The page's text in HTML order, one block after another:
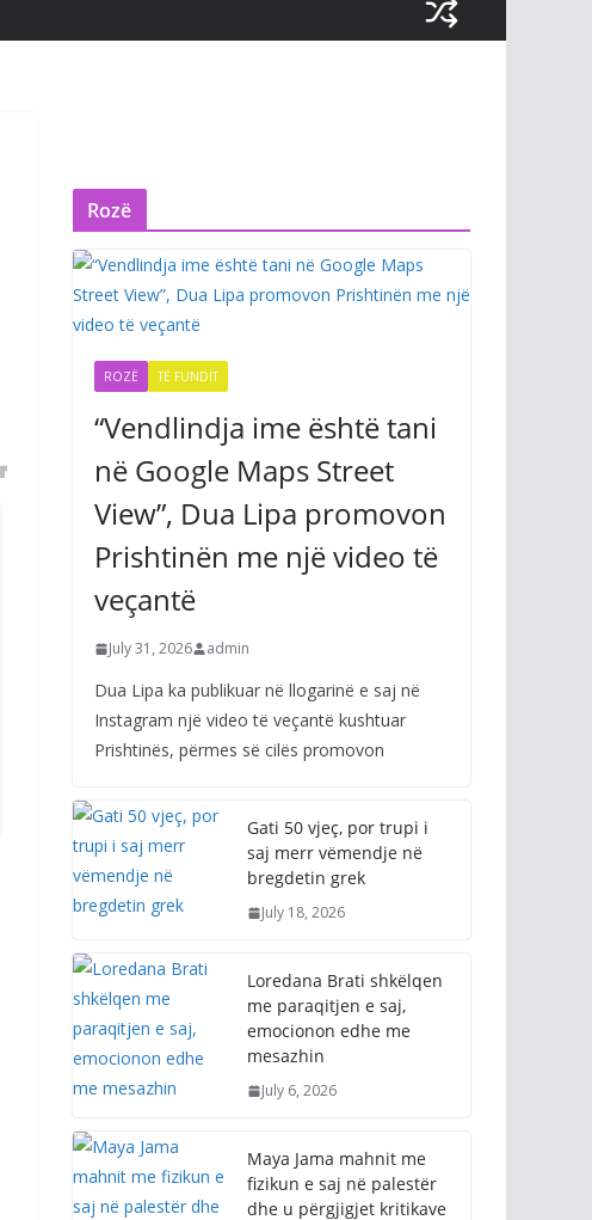
Rozë
ROZË TË FUNDIT
“Vendlindja ime është tani
në Google Maps Street
View”, Dua Lipa promovon
Prishtinën me një video të
veçantë
July 31, 2026 admin
Dua Lipa ka publikuar në llogarinë e saj në
Instagram një video të veçantë kushtuar
Prishtinës, përmes së cilës promovon
Gati 50 vjeç, por trupi i
saj merr vëmendje në
bregdetin grek
July 18, 2026
Loredana Brati shkëlqen
me paraqitjen e saj,
emocionon edhe me
mesazhin
July 6, 2026
Maya Jama mahnit me
fizikun e saj në palestër
dhe u përgjigjet kritikave